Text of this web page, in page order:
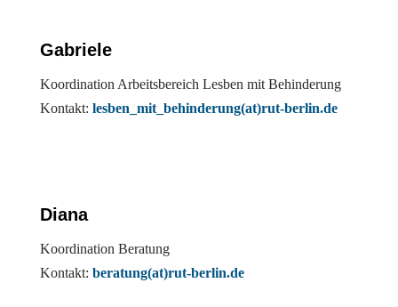
Gabriele
Koordination Arbeitsbereich Lesben mit Behinderung
Kontakt: lesben_mit_behinderung(at)rut-berlin.de
Diana
Koordination Beratung
Kontakt: beratung(at)rut-berlin.de